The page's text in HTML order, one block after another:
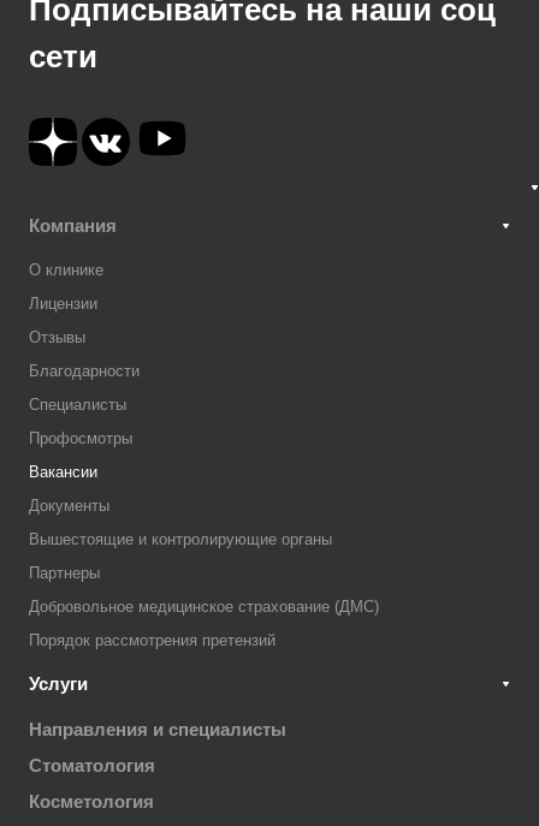
Подписывайтесь на наши соц
сети
Компания
О клинике
Лицензии
Отзывы
Благодарности
Специалисты
Профосмотры
Вакансии
Документы
Вышестоящие и контролирующие органы
Партнеры
Добровольное медицинское страхование (ДМС)
Порядок рассмотрения претензий
Услуги
Направления и специалисты
Стоматология
Косметология